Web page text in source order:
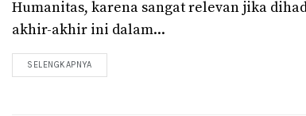
Humanitas, karena sangat relevan jika
akhir-akhir ini dalam...
SELENGKAPNYA